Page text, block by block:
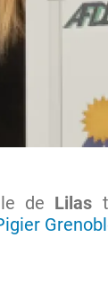
de Lilas